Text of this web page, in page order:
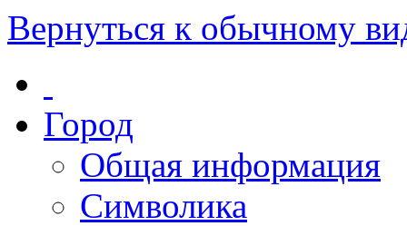
Вернуться к обычному
Город
Общая информация
Символика